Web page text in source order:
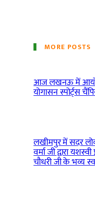
MORE POSTS
आज लखनऊ में
योगासन स्पोर्ट्स
लखीमपुर में सदर
वर्मा जी द्वारा
चौधरी जी के भव्य